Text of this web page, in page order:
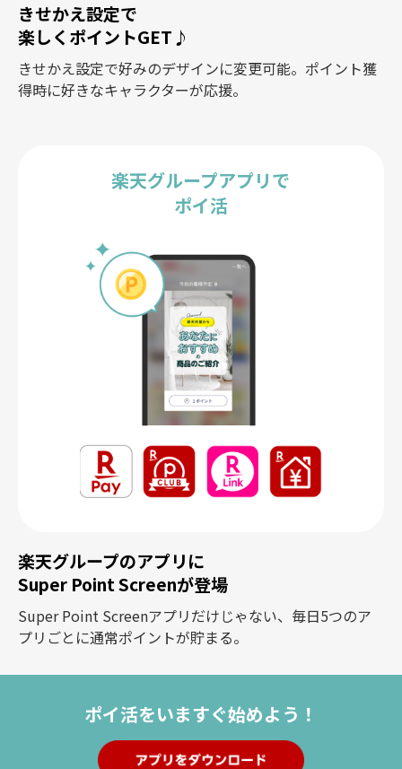
きせかえ設定で
楽しくポイントGET♪
きせかえ設定で好みのデザインに変更可能。ポイント獲
得時に好きなキャラクターが応援。
楽天グループアプリで
ポイ活
楽天グループのアプリに
Super Point Screenが登場
Super Point Screenアプリだけじゃない、毎日5つのア
プリごとに通常ポイントが貯まる。
ポイ活をいますぐ始めよう！